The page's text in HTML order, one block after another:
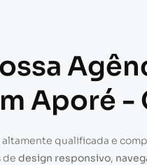
Aporé -
qualificada e
de design responsivo,